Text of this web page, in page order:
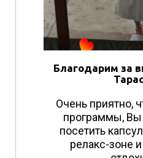
Благодарим за
Очень приятно,
программы,
посетить
релакс-зоне